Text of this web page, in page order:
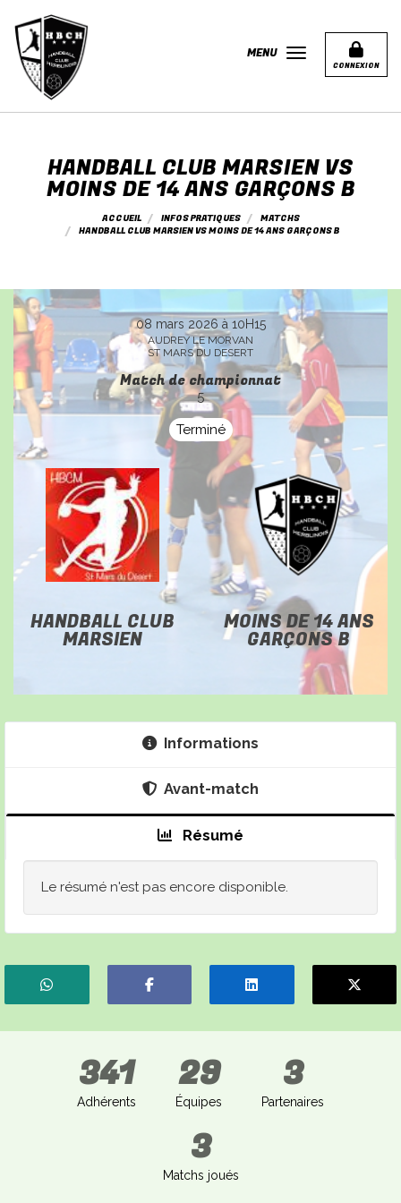
CONNEXION
MENU
HANDBALL CLUB MARSIEN VS
MOINS DE 14 ANS GARÇONS B
ACCUEIL INFOS PRATIQUES
MATCHS
HANDBALL CLUB MARSIEN VS MOINS DE 14 ANS GARÇONS B
08 mars 2026 à 10H15
AUDREY LE MORVAN
ST MARS DU DESERT
Match de championnat
5
Terminé
HANDBALL CLUB
MARSIEN
MOINS DE 14 ANS
GARÇONS B
Informations
Avant-match
Résumé
Le résumé n'est pas encore disponible.
341
Adhérents
29
Équipes
3
Partenaires
3
Matchs joués